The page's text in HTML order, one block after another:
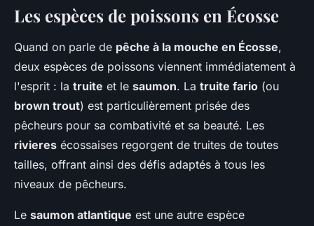
Les espèces de poissons en Écosse
Quand on parle de pêche à la mouche en Écosse,
deux espèces de poissons viennent immédiatement à
l'esprit : la truite et le saumon. La truite fario (ou
brown trout) est particulièrement prisée des
pêcheurs pour sa combativité et sa beauté. Les
rivieres écossaises regorgent de truites de toutes
tailles, offrant ainsi des défis adaptés à tous les
niveaux de pêcheurs.
Le saumon atlantique est une autre espèce